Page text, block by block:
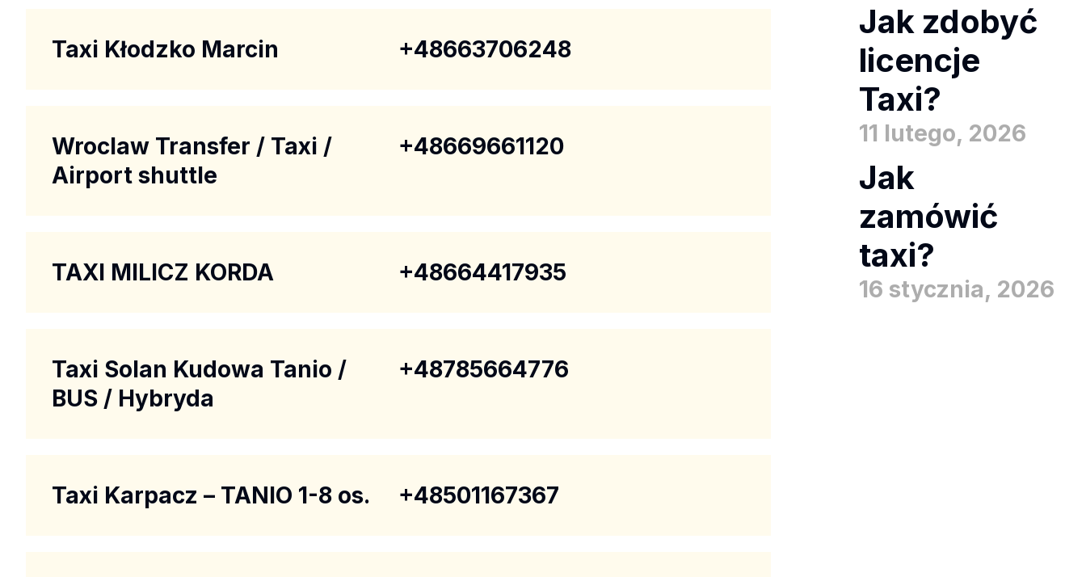
Taxi Kłodzko Marcin +48663706248
Wroclaw Transfer / Taxi /
Airport shuttle
+48669661120
TAXI MILICZ KORDA +48664417935
Taxi Solan Kudowa Tanio /
BUS / Hybryda
+48785664776
Taxi Karpacz – TANIO 1-8 os. +48501167367
Jak zdobyć
licencje
Taxi?
11 lutego, 2026
Jak
zamówić
taxi?
16 stycznia, 2026